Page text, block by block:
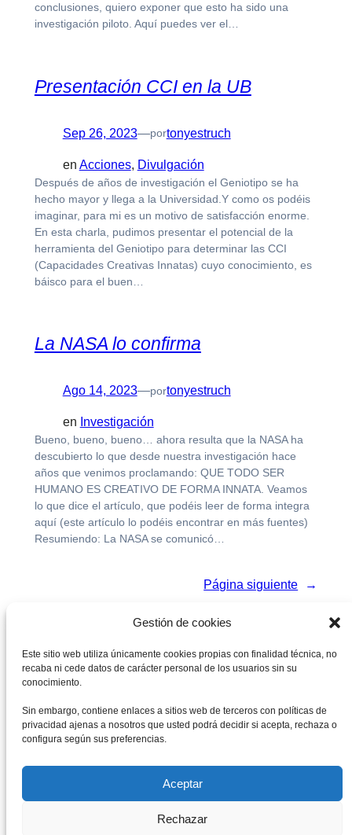
Gestión de cookies
Este sitio web utiliza únicamente cookies propias con finalidad técnica, no
recaba ni cede datos de carácter personal de los usuarios sin su
conocimiento.
Sin embargo, contiene enlaces a sitios web de terceros con políticas de
privacidad ajenas a nosotros que usted podrá decidir si acepta, rechaza o
configura según sus preferencias.
Aceptar
Rechazar
conclusiones, quiero exponer que esto ha sido una
investigación piloto. Aquí puedes ver el…
Presentación CCI en la UB
Sep 26, 2023—portonyestruch
en Acciones, Divulgación
Después de años de investigación el Geniotipo se ha
hecho mayor y llega a la Universidad.Y como os podéis
imaginar, para mi es un motivo de satisfacción enorme.
En esta charla, pudimos presentar el potencial de la
herramienta del Geniotipo para determinar las CCI
(Capacidades Creativas Innatas) cuyo conocimiento, es
báisco para el buen…
La NASA lo confirma
Ago 14, 2023—portonyestruch
en Investigación
Bueno, bueno, bueno… ahora resulta que la NASA ha
descubierto lo que desde nuestra investigación hace
años que venimos proclamando: QUE TODO SER
HUMANO ES CREATIVO DE FORMA INNATA. Veamos
lo que dice el artículo, que podéis leer de forma integra
aquí (este artículo lo podéis encontrar en más fuentes)
Resumiendo: La NASA se comunicó…
Página siguiente →